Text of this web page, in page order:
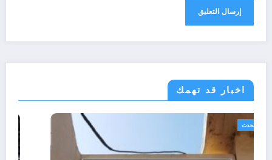
اخبار قد تهمك
الجزائر الحدث